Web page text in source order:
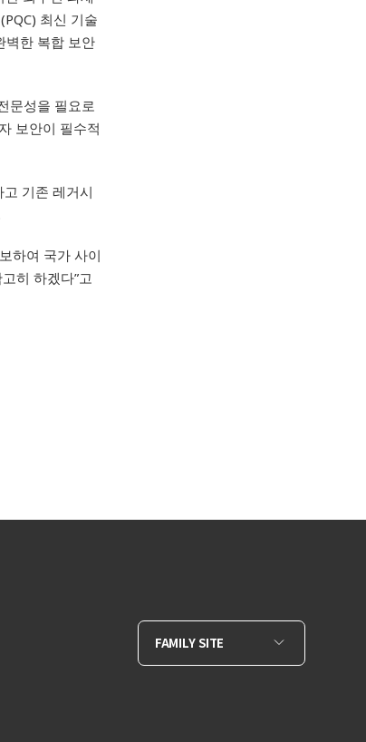
(PQC) 최신 기술
벽한 복합 보안
문성을 필요로
보안이 필수적
기존 레거시
하여 국가 사이
히 하겠다”고
FAMILY SITE